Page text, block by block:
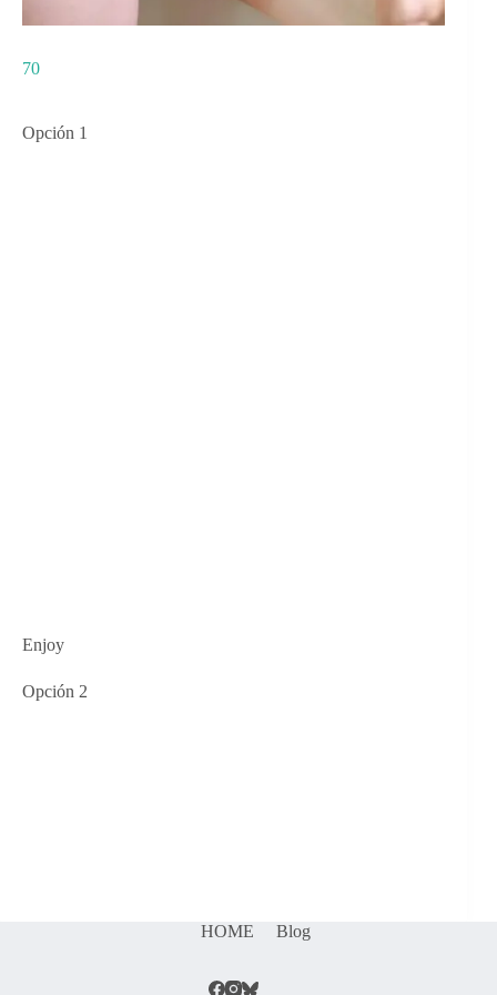
70
Opción 1
Enjoy
Opción 2
HOME Blog